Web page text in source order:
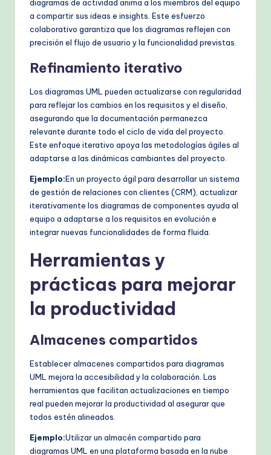
diagramas de actividad anima a los miembros del equipo
a compartir sus ideas e insights. Este esfuerzo
colaborativo garantiza que los diagramas reflejen con
precisión el flujo de usuario y la funcionalidad previstas.
Refinamiento iterativo
Los diagramas UML pueden actualizarse con regularidad
para reflejar los cambios en los requisitos y el diseño,
asegurando que la documentación permanezca
relevante durante todo el ciclo de vida del proyecto.
Este enfoque iterativo apoya las metodologías ágiles al
adaptarse a las dinámicas cambiantes del proyecto.
Ejemplo:En un proyecto ágil para desarrollar un sistema
de gestión de relaciones con clientes (CRM), actualizar
iterativamente los diagramas de componentes ayuda al
equipo a adaptarse a los requisitos en evolución e
integrar nuevas funcionalidades de forma fluida.
Herramientas y
prácticas para mejorar
la productividad
Almacenes compartidos
Establecer almacenes compartidos para diagramas
UML mejora la accesibilidad y la colaboración. Las
herramientas que facilitan actualizaciones en tiempo
real pueden mejorar la productividad al asegurar que
todos estén alineados.
Ejemplo:Utilizar un almacén compartido para
diagramas UML en una plataforma basada en la nube